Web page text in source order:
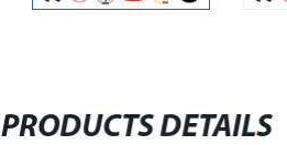
PRODUCTS DETAILS